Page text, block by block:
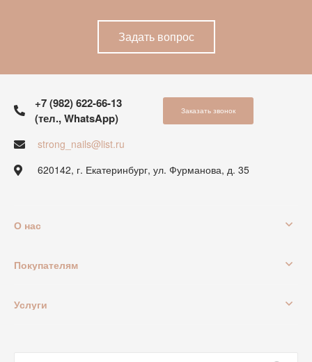
Задать вопрос
+7 (982) 622-66-13
(тел., WhatsApp)
Заказать звонок
strong_nails@list.ru
620142, г. Екатеринбург, ул. Фурманова, д. 35
О нас
Покупателям
Услуги